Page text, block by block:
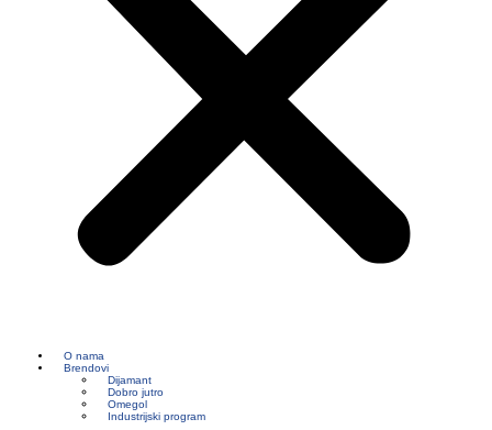
O nama
Brendovi
Dijamant
Dobro jutro
Omegol
Industrijski program